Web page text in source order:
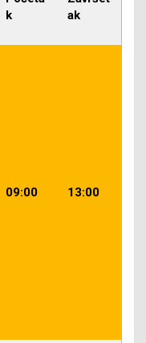
k
ak
09:00 13:00